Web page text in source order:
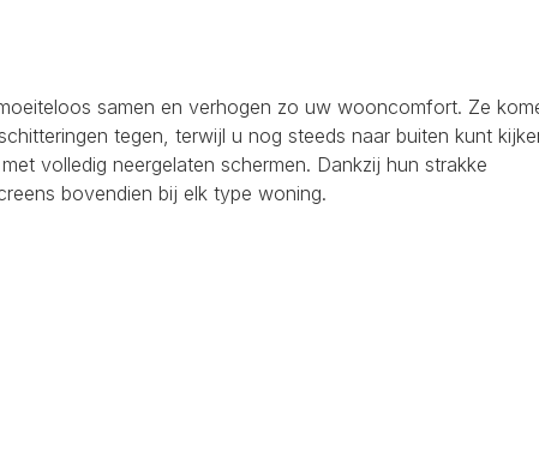
samen en verhogen zo uw wooncomfort. Ze
tegen, terwijl u nog steeds naar buiten kunt
volledig neergelaten schermen. Dankzij hun strakke
bovendien bij elk type woning.